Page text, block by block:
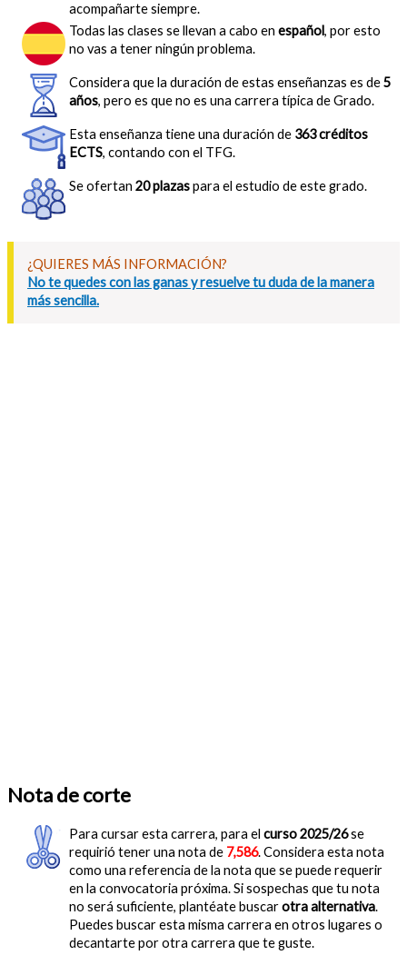
acompañarte siempre.
Todas las clases se llevan a cabo en español, por esto
no vas a tener ningún problema.
Considera que la duración de estas enseñanzas es de5
años, pero es que no es una carrera típica de Grado.
Esta enseñanza tiene una duración de 363 créditos
ECTS, contando con el TFG.
Se ofertan 20 plazaspara el estudio de este grado.
¿QUIERES MÁS INFORMACIÓN?
No te quedes con las ganas y resuelve tu duda de la manera
más sencilla.
Nota de corte
Para cursar esta carrera, para el curso 2025/26se
requirió tener una nota de 7,586. Considera esta nota
como una referencia de la nota que se puede requerir
en la convocatoria próxima. Si sospechas que tu nota
no será suficiente, plantéate buscarotra alternativa.
Puedes buscar esta misma carrera en otros lugares o
decantarte por otra carrera que te guste.